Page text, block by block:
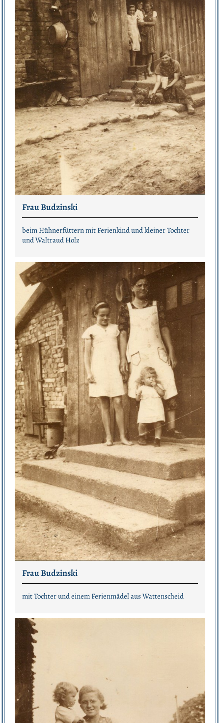
Frau Budzinski
beim Hühnerfüttern mit Ferienkind und kleiner Tochter
und Waltraud Holz
Frau Budzinski
mit Tochter und einem Ferienmädel aus Wattenscheid